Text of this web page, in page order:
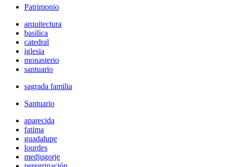
Patrimonio
arquitectura
basilica
catedral
iglesia
monasterio
santuario
sagrada familia
Santuario
aparecida
fatima
guadalupe
lourdes
medjugorje